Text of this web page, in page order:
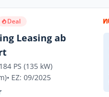
Deal
Leasing ab
184 PS (135 kW)
• EZ: 09/2025